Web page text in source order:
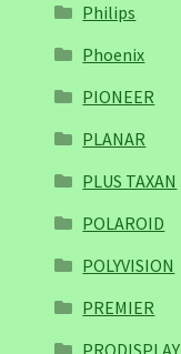
Philips
Phoenix
PIONEER
PLANAR
PLUS TAXAN
POLAROID
POLYVISION
PREMIER